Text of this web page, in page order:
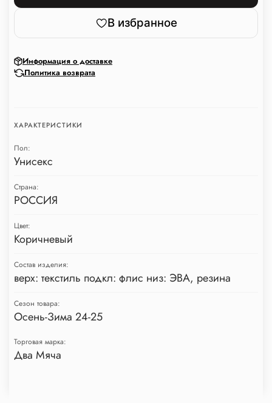
В избранное
Информация о доставке
Политика возврата
ХАРАКТЕРИСТИКИ
Пол:
Унисекс
Страна:
РОССИЯ
Цвет:
Коричневый
Состав изделия:
верх: текстиль подкл: флис низ: ЭВА, резина
Сезон товара:
Осень-Зима 24-25
Торговая марка:
Два Мяча